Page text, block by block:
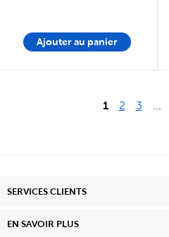
Ajouter au panier
1 2 3
SERVICES CLIENTS
EN SAVOIR PLUS